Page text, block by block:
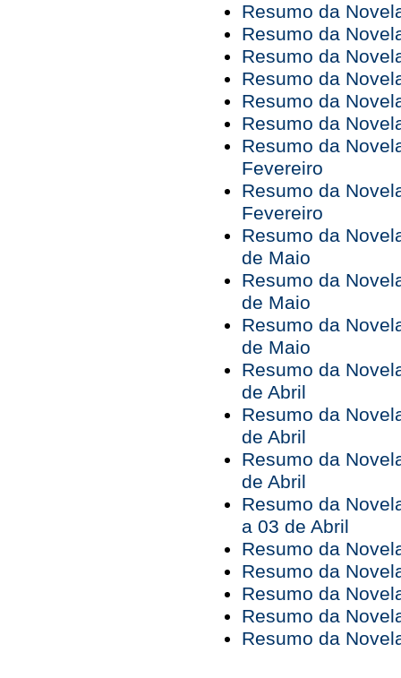
Resumo da
Resumo da
Resumo da
Resumo da
Resumo da
Resumo da
Resumo da
Fevereiro
Resumo da
Fevereiro
Resumo da
de Maio
Resumo da
de Maio
Resumo da
de Maio
Resumo da
de Abril
Resumo da
de Abril
Resumo da
de Abril
Resumo da
a 03 de Abril
Resumo da
Resumo da
Resumo da
Resumo da
Resumo da